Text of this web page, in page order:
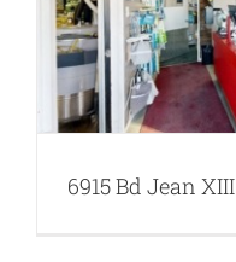
6915 Bd Jean XIII